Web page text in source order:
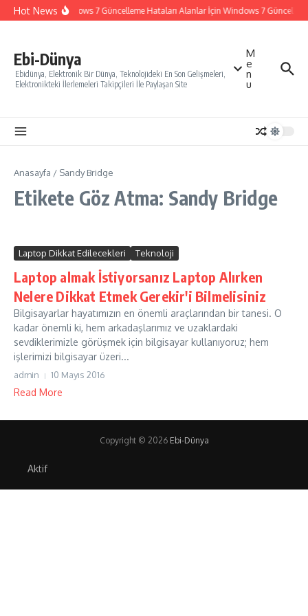
İçeriğe atla
Hot NewsWindows 7 Güncelleme Hataları Alanlar İçin Windows 7
Ebi-Dünya
Ebidünya, Elektronik Bir Dünya, Teknolojideki En Son Gelişmeleri,
Elektronikteki İlerlemeleri Takipçileri İle Paylaşan Site
M
e
n
u
Anasayfa / Sandy Bridge
Etikete Göz Atma: Sandy Bridge
Laptop Dikkat Edilecekleri Teknoloji
Laptop almak İstiyorsanız Laptop Alırken
Nelere Dikkat Etmek Gerekir'i Bilmelisiniz
Bilgisayarlar hayatımızın en önemli araçlarından bir tanesi. O
kadar önemli ki, hem arkadaşlarımız ve uzaklardaki
sevdiklerimizle görüşmek için bilgisayar kullanıyoruz; hem
işlerimizi bilgisayar üzeri...
admin 10 Mayıs 2016
Read More
Copyright © 2026 Ebi-Dünya
Aktif